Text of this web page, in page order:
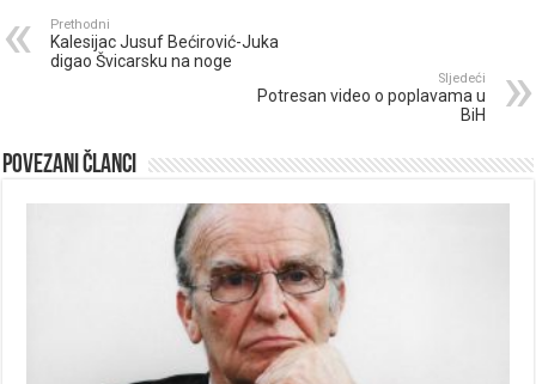
Prethodni
Kalesijac Jusuf Bećirović-Juka
digao Švicarsku na noge
Sljedeći
Potresan video o poplavama u
BiH
Povezani članci